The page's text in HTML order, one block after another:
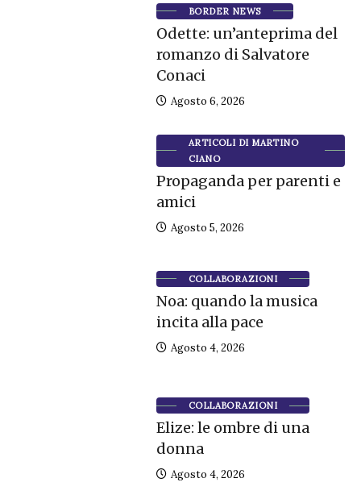
BORDER NEWS
Odette: un’anteprima del
romanzo di Salvatore
Conaci
Agosto 6, 2026
ARTICOLI DI MARTINO
CIANO
Propaganda per parenti e
amici
Agosto 5, 2026
COLLABORAZIONI
Noa: quando la musica
incita alla pace
Agosto 4, 2026
COLLABORAZIONI
Elize: le ombre di una
donna
Agosto 4, 2026